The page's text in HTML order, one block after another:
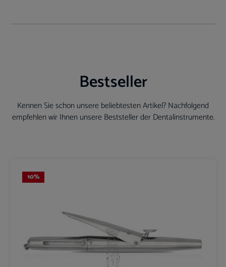
Bestseller
Kennen Sie schon unsere beliebtesten Artikel? Nachfolgend
empfehlen wir Ihnen unsere Beststeller der Dentalinstrumente.
10%